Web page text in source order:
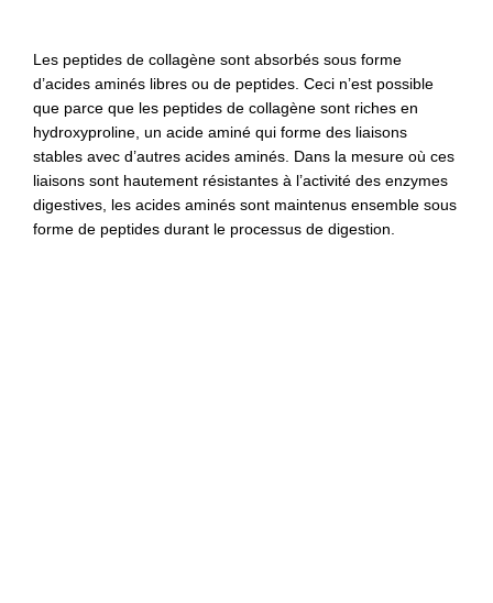
Les peptides de collagène sont absorbés sous forme
d’acides aminés libres ou de peptides. Ceci n’est possible
que parce que les peptides de collagène sont riches en
hydroxyproline, un acide aminé qui forme des liaisons
stables avec d’autres acides aminés. Dans la mesure où ces
liaisons sont hautement résistantes à l’activité des enzymes
digestives, les acides aminés sont maintenus ensemble sous
forme de peptides durant le processus de digestion.